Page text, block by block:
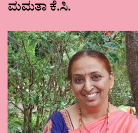
ಮಮತಾ ಕೆ.ಸಿ.